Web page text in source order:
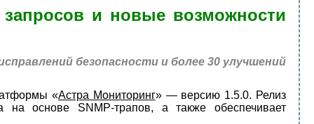
и новые возможности
безопасности и более 30 улучшений
«Астра Мониторинг» — версию 1.5.0. Релиз
на основе SNMP-трапов, а также обеспечивает